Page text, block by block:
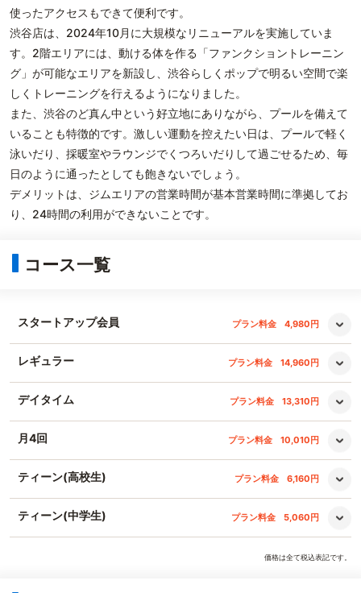
使ったアクセスもできて便利です。
渋谷店は、2024年10月に大規模なリニューアルを実施していま
す。2階エリアには、動ける体を作る「ファンクショントレーニン
グ」が可能なエリアを新設し、渋谷らしくポップで明るい空間で楽
しくトレーニングを行えるようになりました。
また、渋谷のど真ん中という好立地にありながら、プールを備えて
いることも特徴的です。激しい運動を控えたい日は、プールで軽く
泳いだり、採暖室やラウンジでくつろいだりして過ごせるため、毎
日のように通ったとしても飽きないでしょう。
デメリットは、ジムエリアの営業時間が基本営業時間に準拠してお
り、24時間の利用ができないことです。
コース一覧
スタートアップ会員 プラン料金 4,980円
レギュラー プラン料金 14,960円
デイタイム プラン料金 13,310円
月4回 プラン料金 10,010円
ティーン(高校生) プラン料金 6,160円
ティーン(中学生) プラン料金 5,060円
価格は全て税込表記です。